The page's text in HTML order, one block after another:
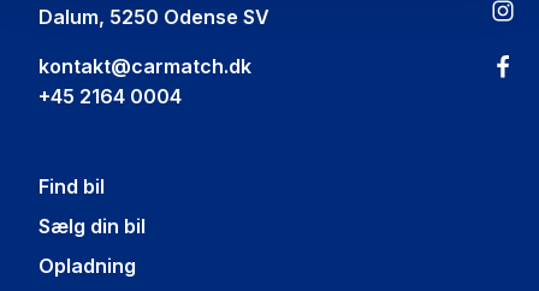
Dalum, 5250 Odense SV
kontakt@carmatch.dk
+45 2164 0004
Find bil
Sælg din bil
Opladning